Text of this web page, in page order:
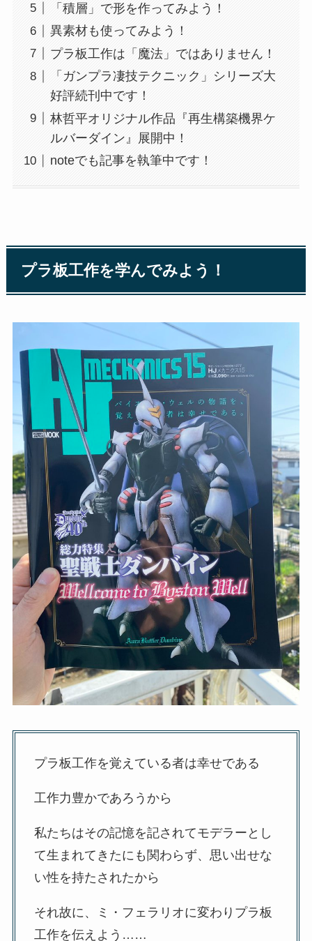
「積層」で形を作ってみよう！
異素材も使ってみよう！
プラ板工作は「魔法」ではありません！
「ガンプラ凄技テクニック」シリーズ大
好評続刊中です！
林哲平オリジナル作品『再生構築機界ケ
ルバーダイン』展開中！
noteでも記事を執筆中です！
プラ板工作を学んでみよう！
プラ板工作を覚えている者は幸せである
工作力豊かであろうから
私たちはその記憶を記されてモデラーとし
て生まれてきたにも関わらず、思い出せな
い性を持たされたから
それ故に、ミ・フェラリオに変わりプラ板
工作を伝えよう……